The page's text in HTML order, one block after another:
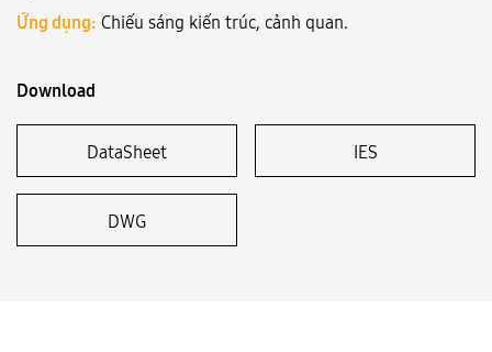
Ứng dụng: Chiếu sáng kiến trúc, cảnh quan.
Download
DataSheet IES
DWG